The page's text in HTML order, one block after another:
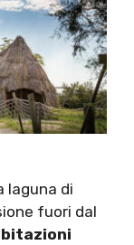
laguna di
fuori dal